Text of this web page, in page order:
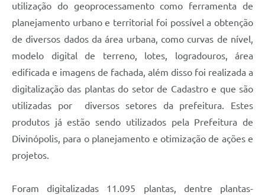
utilização do geoprocessamento como ferramenta de
planejamento urbano e territorial foi possível a obtenção
de diversos dados da área urbana, como curvas de nível,
modelo digital de terreno, lotes, logradouros, área
edificada e imagens de fachada, além disso foi realizada a
digitalização das plantas do setor de Cadastro e que são
utilizadas por diversos setores da prefeitura. Estes
produtos já estão sendo utilizados pela Prefeitura de
Divinópolis, para o planejamento e otimização de ações e
projetos.
Foram digitalizadas 11.095 plantas, dentre plantas-